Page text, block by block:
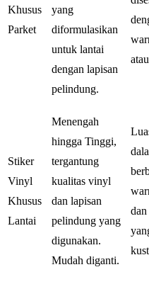
Khusus
Parket
yang
diformulasikan
untuk lantai
dengan lapisan
pelindung.
Stiker
Vinyl
Khusus
Lantai
Menengah
hingga Tinggi,
tergantung
kualitas vinyl
dan lapisan
pelindung yang
digunakan.
Mudah diganti.